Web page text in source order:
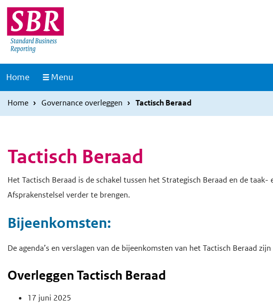
Overslaan
en
naar
Overslaan
en
naar
homepage
Home Menu
Home Governance overleggen Tactisch Beraad
Tactisch Beraad
Het Tactisch Beraad is de schakel tussen het Strategisch Beraad en de
Afsprakenstelsel verder te brengen.
Bijeenkomsten:
De agenda’s en verslagen van de bijeenkomsten van het Tactisch Beraad
Overleggen Tactisch Beraad
17 juni 2025